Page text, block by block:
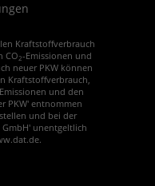
Kraftstoffverbrauch
CO 2-Emissionen und
neuer PKW können
Kraftstoffverbrauch,
und den
PKW' entnommen
und bei der
unentgeltlich